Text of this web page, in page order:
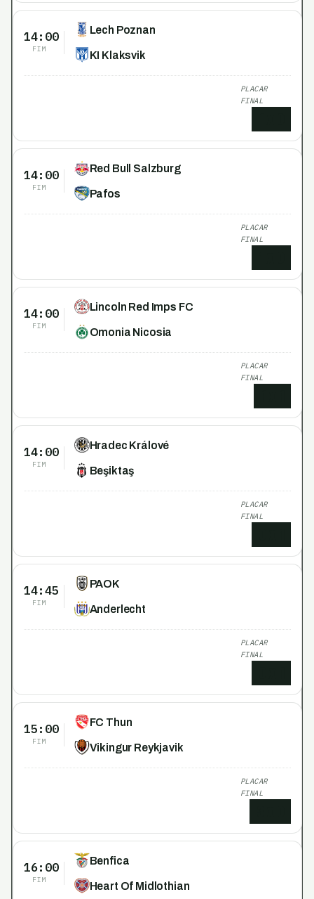
14:00
FIM
Lech Poznan
KI Klaksvik
PLACAR
FINAL
14:00
FIM
Red Bull Salzburg
Pafos
PLACAR
FINAL
14:00
FIM
Lincoln Red Imps FC
Omonia Nicosia
PLACAR
FINAL
14:00
FIM
Hradec Králové
Beşiktaş
PLACAR
FINAL
14:45
FIM
PAOK
Anderlecht
PLACAR
FINAL
15:00
FIM
FC Thun
Vikingur Reykjavik
PLACAR
FINAL
16:00
FIM
Benfica
Heart Of Midlothian